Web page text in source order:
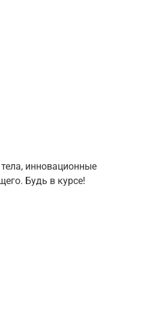
инновационные
Будь в курсе!